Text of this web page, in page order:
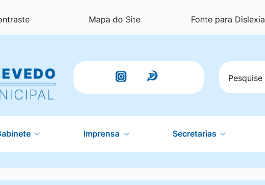
Mapa do Site Fonte para Dislexia
Acessar
a
Rede
Social
instagram
Acessar
a
Rede
Social
Radar
Transparência
Pesquisar
Imprensa Secretarias